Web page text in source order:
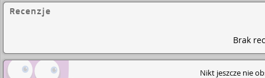
Recenzje
Brak
Nikt jeszcze nie